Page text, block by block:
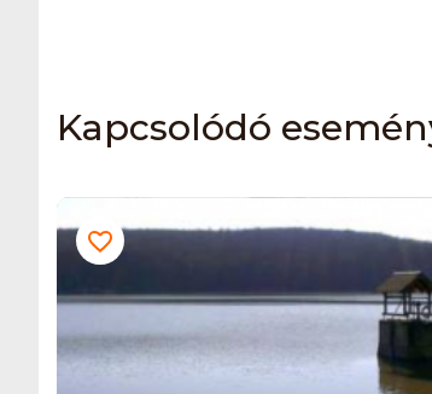
Kapcsolódó